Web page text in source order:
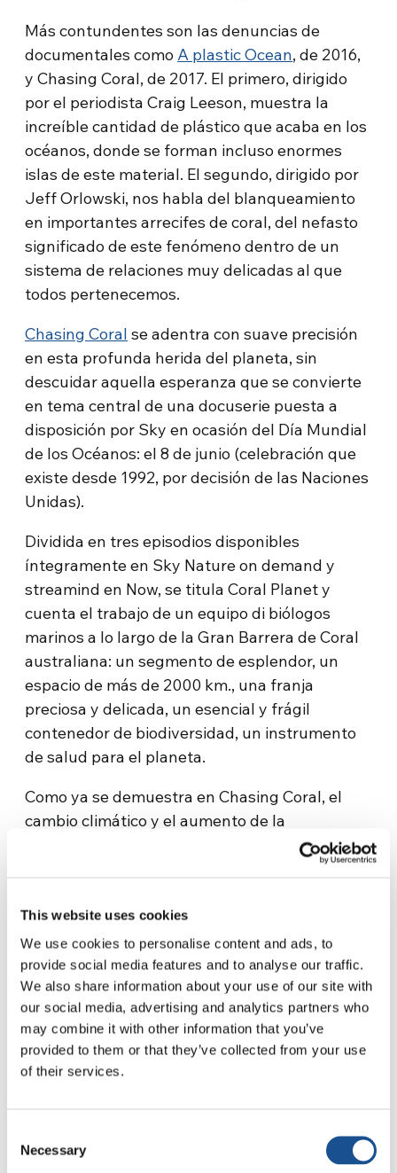
This website uses cookies
We use cookies to personalise content and ads, to
provide social media features and to analyse our traffic.
We also share information about your use of our site with
our social media, advertising and analytics partners who
may combine it with other information that you’ve
provided to them or that they’ve collected from your use
of their services.
Selection
Necessary
Más contundentes son las denuncias de
documentales comoA plastic Ocean, de 2016,
y Chasing Coral, de 2017. El primero, dirigido
por el periodista Craig Leeson, muestra la
increíble cantidad de plástico que acaba en los
océanos, donde se forman incluso enormes
islas de este material. El segundo, dirigido por
Jeff Orlowski, nos habla del blanqueamiento
en importantes arrecifes de coral, del nefasto
significado de este fenómeno dentro de un
sistema de relaciones muy delicadas al que
todos pertenecemos.
Chasing Coral se adentra con suave precisión
en esta profunda herida del planeta, sin
descuidar aquella esperanza que se convierte
en tema central de una docuserie puesta a
disposición por Sky en ocasión del Día Mundial
de los Océanos: el 8 de junio (celebración que
existe desde 1992, por decisión de las Naciones
Unidas).
Dividida en tres episodios disponibles
íntegramente en Sky Nature on demand y
streamind en Now, se titula Coral Planet y
cuenta el trabajo de un equipo di biólogos
marinos a lo largo de la Gran Barrera de Coral
australiana: un segmento de esplendor, un
espacio de más de 2000 km., una franja
preciosa y delicada, un esencial y frágil
contenedor de biodiversidad, un instrumento
de salud para el planeta.
Como ya se demuestra en Chasing Coral, el
cambio climático y el aumento de la
temperatura del océano amenazan a éste y a
otros arrecifes. Para salvaguardar su valor los
con la llamada “Evolución Asistida”,
considerada ahora útil tras el escepticismo
anterior, especialmente con el agresivo avance
de la crisis medioambiental.
No se trata de un trabajo sencillo, que requiere
gran atención y competencia, funcional en la
recuperación de ciclos de vida parcialmente
comportamiento humano. Es una actividad